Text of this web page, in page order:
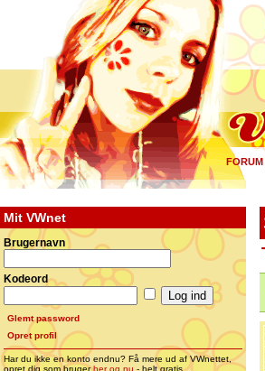
FORUM
Mit VWnet
Brugernavn
Kodeord
Glemt password
Opret profil
Har du ikke en konto endnu? Få mere ud af VWnettet,
opret dig som brugerher og nu - helt gratis...